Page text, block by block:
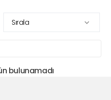
Sırala
bulunamadı